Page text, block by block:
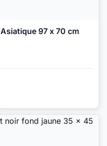
97 x 70 cm